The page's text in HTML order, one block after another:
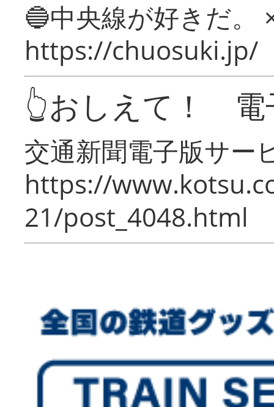
🔵中央線が好きだ。
https://chuosuki.jp/
👆おしえて！ 電
交通新聞電子版サー
https://
21/post_4048.html